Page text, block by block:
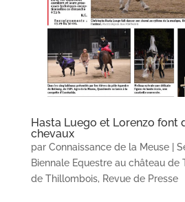
Hasta Luego et Lorenzo font
chevaux
par Connaissance de la Meuse|
Biennale Equestre au château de
de Thillombois, Revue de Presse